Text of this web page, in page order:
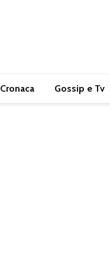
Cronaca Gossip e Tv